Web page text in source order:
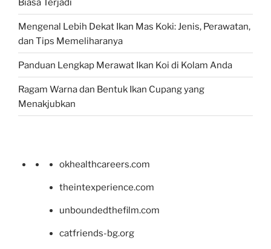
Biasa Terjadi
Mengenal Lebih Dekat Ikan Mas Koki: Jenis, Perawatan,
dan Tips Memeliharanya
Panduan Lengkap Merawat Ikan Koi di Kolam Anda
Ragam Warna dan Bentuk Ikan Cupang yang
Menakjubkan
okhealthcareers.com
theintexperience.com
unboundedthefilm.com
catfriends-bg.org